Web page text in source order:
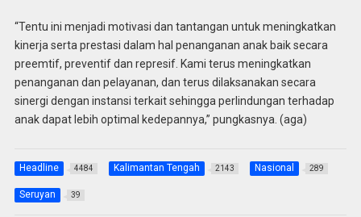
“Tentu ini menjadi motivasi dan tantangan untuk meningkatkan
kinerja serta prestasi dalam hal penanganan anak baik secara
preemtif, preventif dan represif. Kami terus meningkatkan
penanganan dan pelayanan, dan terus dilaksanakan secara
sinergi dengan instansi terkait sehingga perlindungan terhadap
anak dapat lebih optimal kedepannya,” pungkasnya. (aga)
Headline 4484 Kalimantan Tengah 2143 Nasional 289
Seruyan 39